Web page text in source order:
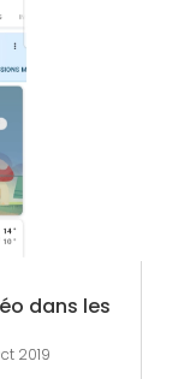
dans les
2019